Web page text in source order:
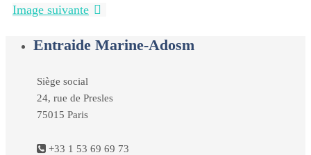
Image suivante
Entraide Marine-Adosm
Siège social
24, rue de Presles
75015 Paris
+33 1 53 69 69 73